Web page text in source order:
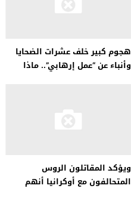
هجوم كبير خلف عشرات الضحايا
وأنباء عن “عمل إرهابي”.. ماذا
ويؤكد المقاتلون الروس
المتحالفون مع أوكرانيا أنهم